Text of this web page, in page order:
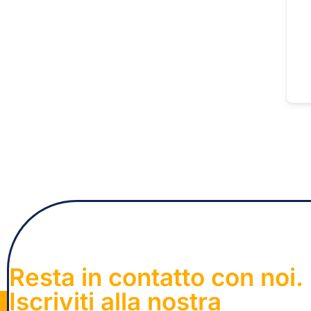
Resta in contatto con noi.
Iscriviti alla nostra